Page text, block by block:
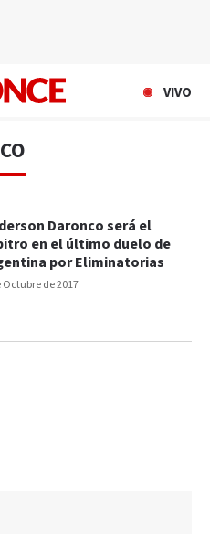
VIVO
Octubre de 2017
Daronco será el
en el último duelo de
por Eliminatorias